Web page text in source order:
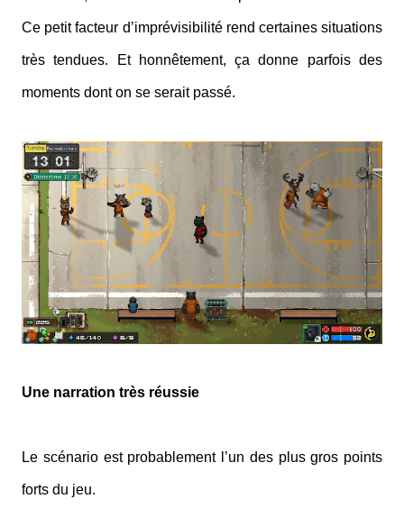
Ce petit facteur d’imprévisibilité rend certaines situations
très tendues. Et honnêtement, ça donne parfois des
moments dont on se serait passé.
Une narration très réussie
Le scénario est probablement l’un des plus gros points
forts du jeu.